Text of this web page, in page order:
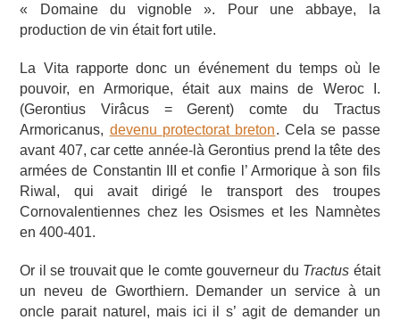
« Domaine du vignoble ». Pour une abbaye, la
production de vin était fort utile.
La Vita rapporte donc un événement du temps où le
pouvoir, en Armorique, était aux mains de Weroc I.
(Gerontius Virâcus = Gerent) comte du Tractus
Armoricanus, devenu protectorat breton. Cela se passe
avant 407, car cette année-là Gerontius prend la tête des
armées de Constantin III et confie l’ Armorique à son fils
Riwal, qui avait dirigé le transport des troupes
Cornovalentiennes chez les Osismes et les Namnètes
en 400-401.
Or il se trouvait que le comte gouverneur du Tractus était
un neveu de Gworthiern. Demander un service à un
oncle parait naturel, mais ici il s’ agit de demander un